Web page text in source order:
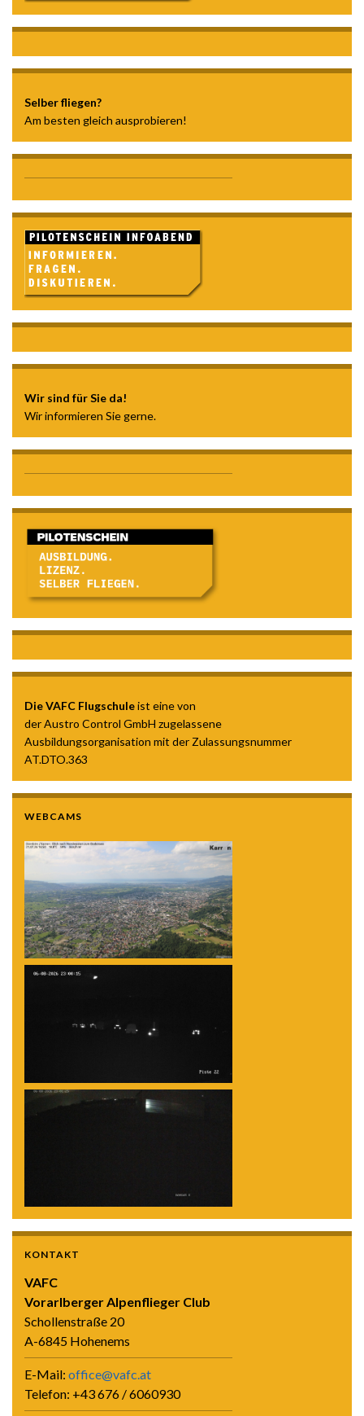
Selber fliegen?
Am besten gleich ausprobieren!
Wir sind für Sie da!
Wir informieren Sie gerne.
Die VAFC Flugschuleist eine von
der Austro Control GmbH zugelassene
Ausbildungsorganisation mit der Zulassungsnummer
AT.DTO.363
WEBCAMS
KONTAKT
VAFC
Vorarlberger Alpenflieger Club
Schollenstraße 20
A-6845 Hohenems
E-Mail: office@vafc.at
Telefon: +43 676 / 6060930